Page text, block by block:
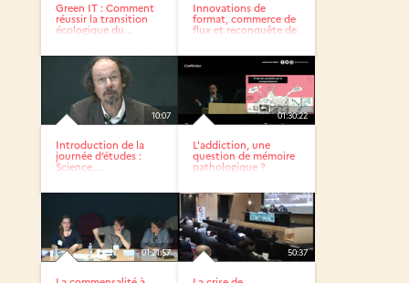
Green IT : Comment
réussir la transition
écologique du...
Innovations de
format, commerce de
flux et reconquête de
10:07
Introduction de la
journée d’études :
Science,...
01:30:22
L'addiction, une
question de mémoire
pathologique ?
01:21:57 50:37